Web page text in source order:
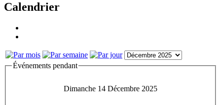
Calendrier
Événements pendant
Dimanche 14 Décembre 2025